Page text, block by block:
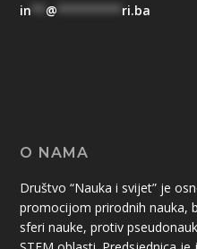
in ** @ ********* ri.ba
O NAMA
Društvo “Nauka i svijet” je
promocijom prirodnih nauka,
sferi nauke, protiv